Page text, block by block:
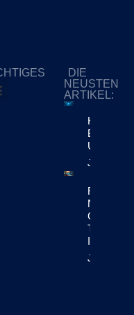
DIE
NEUSTEN
ARTIKEL:
KI-
Bewegt
Jetzt
Reuters
News
Chatbots
Teil Der
Jetzt